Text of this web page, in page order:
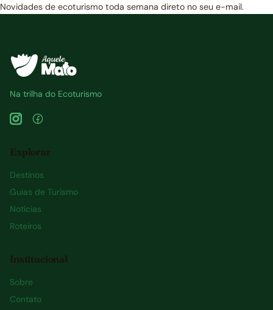
Novidades de ecoturismo toda semana direto no seu e-mail.
Na trilha do Ecoturismo
Explorar
Destinos
Guias de Turismo
Notícias
Roteiros
Institucional
Sobre
Contato